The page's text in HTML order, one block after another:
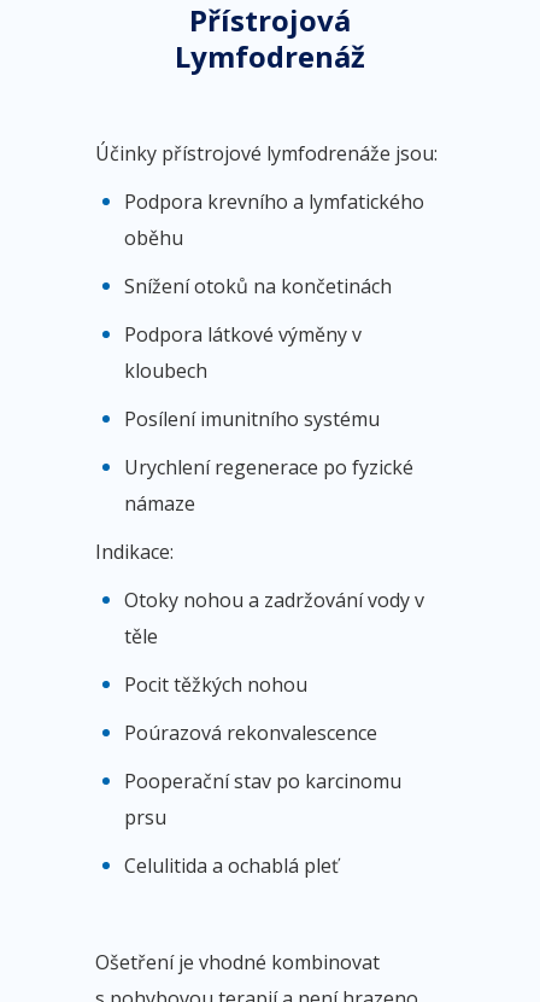
Přístrojová
Lymfodrenáž
Účinky přístrojové lymfodrenáže jsou:
Podpora krevního a lymfatického
oběhu
Snížení otoků na končetinách
Podpora látkové výměny v
kloubech
Posílení imunitního systému
Urychlení regenerace po fyzické
námaze
Indikace:
Otoky nohou a zadržování vody v
těle
Pocit těžkých nohou
Poúrazová rekonvalescence
Pooperační stav po karcinomu
prsu
Celulitida a ochablá pleť
Ošetření je vhodné kombinovat